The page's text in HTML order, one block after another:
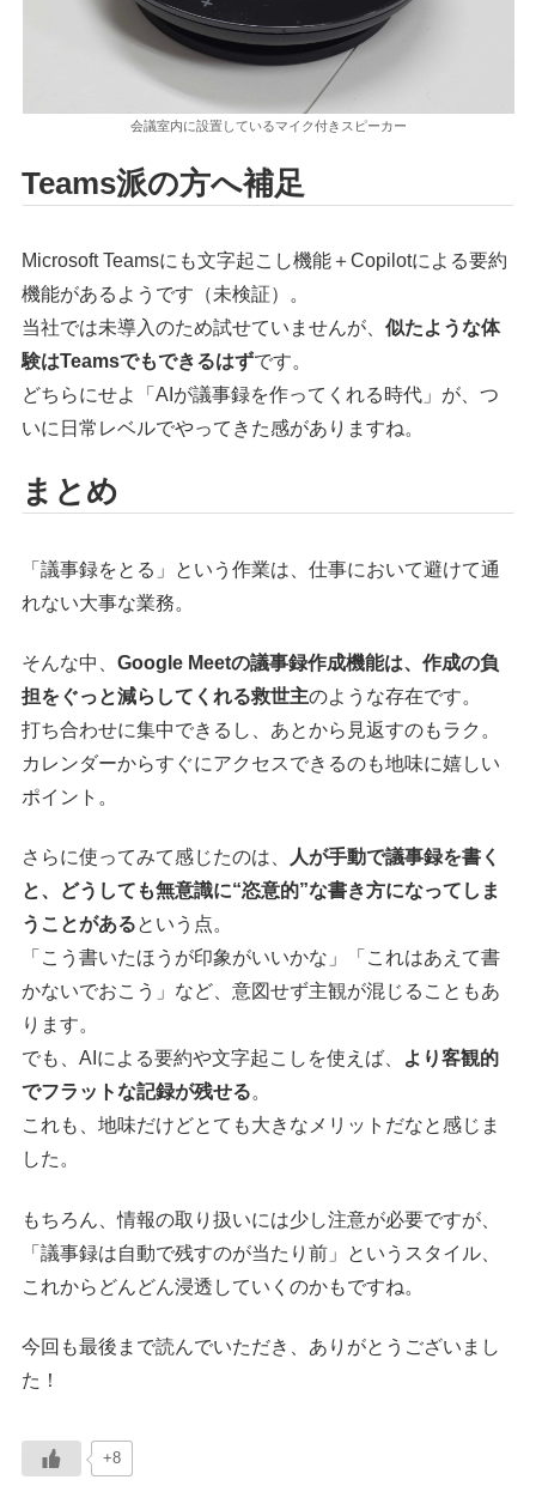
会議室内に設置しているマイク付きスピーカー
Teams派の方へ補足
Microsoft Teamsにも文字起こし機能＋Copilotによる要約
機能があるようです（未検証）。
当社では未導入のため試せていませんが、似たような体
験はTeamsでもできるはずです。
どちらにせよ「AIが議事録を作ってくれる時代」が、つ
いに日常レベルでやってきた感がありますね。
まとめ
「議事録をとる」という作業は、仕事において避けて通
れない大事な業務。
そんな中、Google Meetの議事録作成機能は、作成の負
担をぐっと減らしてくれる救世主のような存在です。
打ち合わせに集中できるし、あとから見返すのもラク。
カレンダーからすぐにアクセスできるのも地味に嬉しい
ポイント。
さらに使ってみて感じたのは、
人が手動で議事録を書く
と、どうしても無意識に“恣意的”な書き方になってしま
うことがあるという点。
「こう書いたほうが印象がいいかな」「これはあえて書
かないでおこう」など、意図せず主観が混じることもあ
ります。
でも、AIによる要約や文字起こしを使えば、
より客観的
でフラットな記録が残せる。
これも、地味だけどとても大きなメリットだなと感じま
した。
もちろん、情報の取り扱いには少し注意が必要ですが、
「議事録は自動で残すのが当たり前」というスタイル、
これからどんどん浸透していくのかもですね。
今回も最後まで読んでいただき、ありがとうございまし
た！
+8